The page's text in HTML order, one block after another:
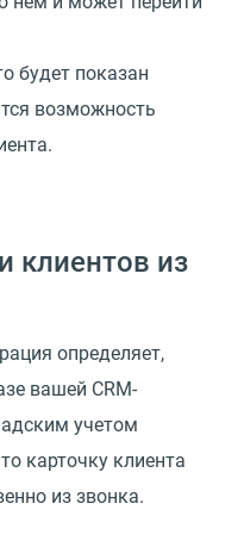
будет показан
возможность
клиентов из
определяет,
вашей CRM-
учетом
карточку клиента
из звонка.